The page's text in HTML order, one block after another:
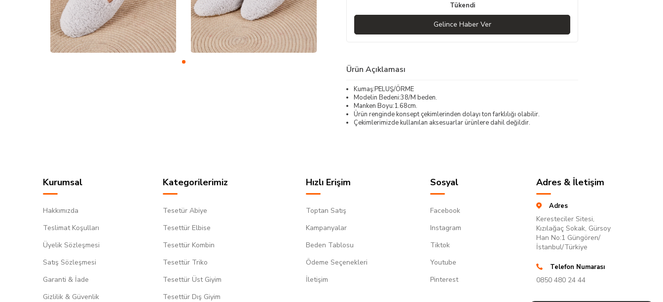
Tükendi
Gelince Haber Ver
Ürün Açıklaması
Kumaş:PELUŞ/ÖRME
Modelin Bedeni:38/M beden.
Manken Boyu:1.68cm.
Ürün renginde konsept çekimlerinden dolayı ton farklılığı olabilir.
Çekimlerimizde kullanılan aksesuarlar ürünlere dahil değildir.
Kurumsal
Hakkımızda
Teslimat Koşulları
Üyelik Sözleşmesi
Satış Sözleşmesi
Garanti & İade
Gizlilik & Güvenlik
Kategorilerimiz
Tesetür Abiye
Tesettür Elbise
Tesettür Kombin
Tesettür Triko
Tesettür Üst Giyim
Tesettür Dış Giyim
Hızlı Erişim
Toptan Satış
Kampanyalar
Beden Tablosu
Ödeme Seçenekleri
İletişim
Sosyal
Facebook
Instagram
Tiktok
Youtube
Pinterest
Adres & İletişim
Adres
Keresteciler Sitesi,
Kızılağaç Sokak, Gürsoy
Han No:1 Güngören/
İstanbul/Türkiye
Telefon Numarası
0850 480 24 44